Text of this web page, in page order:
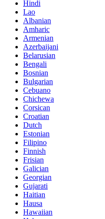
Hindi
Lao
Albanian
Amharic
Armenian
Azerbaijani
Belarusian
Bengali
Bosnian
Bulgarian
Cebuano
Chichewa
Corsican
Croatian
Dutch
Estonian
Filipino
Finnish
Frisian
Galician
Georgian
Gujarati
Haitian
Hausa
Hawaiian